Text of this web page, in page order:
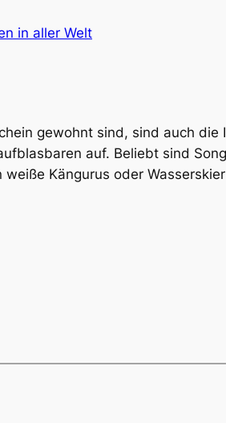
in aller Welt
gewohnt sind, sind auch die
auf. Beliebt sind
Kängurus oder